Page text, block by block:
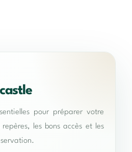
pour préparer votre
les bons accès et les